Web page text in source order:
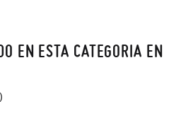
EN ESTA CATEGORIA EN